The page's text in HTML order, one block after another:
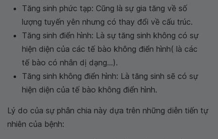
Tăng sinh phức tạp: Cũng là sự gia tăng về số
lượng tuyến yên nhưng có thay đổi về cấu trúc.
Tăng sinh điển hình: Là sự tăng sinh không có sự
hiện diện của các tế bào không điển hình( là các
tế bào có nhân dị dạng...).
Tăng sinh không điển hình: Là tăng sinh sẽ có sự
hiện diện của tế bào không điển hình.
Lý do của sự phân chia này dựa trên những diễn tiến tự
nhiên của bệnh: